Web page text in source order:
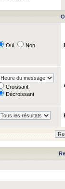
Oui Non
Croissant
Décroissant